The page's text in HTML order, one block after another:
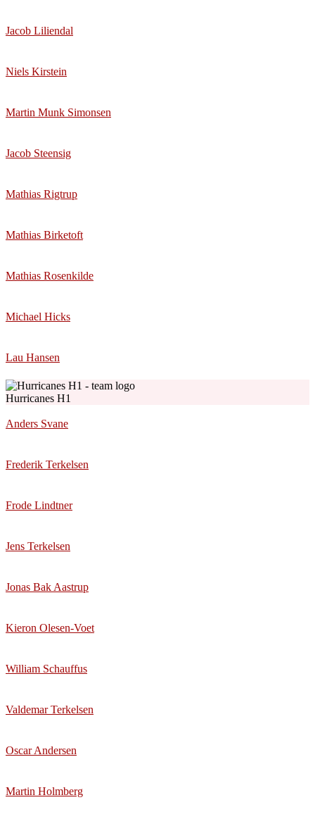
Jacob Liliendal
Niels Kirstein
Martin Munk Simonsen
Jacob Steensig
Mathias Rigtrup
Mathias Birketoft
Mathias Rosenkilde
Michael Hicks
Lau Hansen
Hurricanes H1
Anders Svane
Frederik Terkelsen
Frode Lindtner
Jens Terkelsen
Jonas Bak Aastrup
Kieron Olesen-Voet
William Schauffus
Valdemar Terkelsen
Oscar Andersen
Martin Holmberg